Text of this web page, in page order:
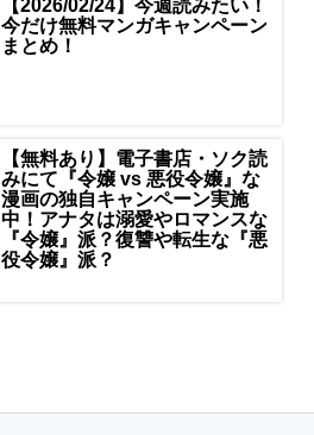
【2026/02/24】今週読みたい！
今だけ無料マンガキャンペーン
まとめ！
【無料あり】電子書店・ソク読
みにて『令嬢 vs 悪役令嬢』な
漫画の独自キャンペーン実施
中！アナタは溺愛やロマンスな
『令嬢』派？復讐や転生な『悪
役令嬢』派？